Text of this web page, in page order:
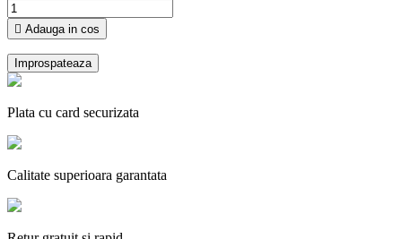
 Adauga in cos
Plata cu card securizata
Calitate superioara garantata